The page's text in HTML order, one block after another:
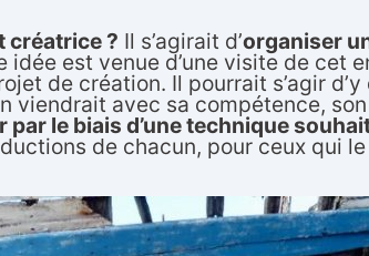
créatrice ? Il s’agirait d’organiser
est venue d’une visite de cet
de création. Il pourrait s’agir
avec sa compétence,
par le biais d’une technique
de chacun, pour ceux qui